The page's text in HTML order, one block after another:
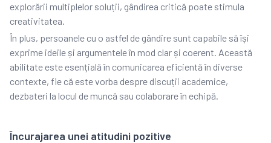
explorării multiplelor soluții, gândirea critică poate stimula
creativitatea.
În plus, persoanele cu o astfel de gândire sunt capabile să își
exprime ideile și argumentele în mod clar și coerent. Această
abilitate este esențială în comunicarea eficientă în diverse
contexte, fie că este vorba despre discuții academice,
dezbateri la locul de muncă sau colaborare în echipă.
Încurajarea unei atitudini pozitive